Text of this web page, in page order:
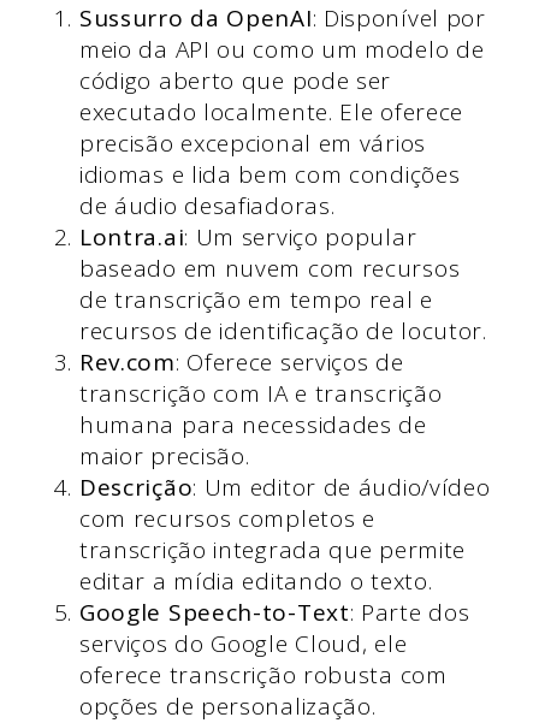
Sussurro da OpenAI: Disponível por
meio da API ou como um modelo de
código aberto que pode ser
executado localmente. Ele oferece
precisão excepcional em vários
idiomas e lida bem com condições
de áudio desafiadoras.
Lontra.ai: Um serviço popular
baseado em nuvem com recursos
de transcrição em tempo real e
recursos de identificação de locutor.
Rev.com: Oferece serviços de
transcrição com IA e transcrição
humana para necessidades de
maior precisão.
Descrição: Um editor de áudio/vídeo
com recursos completos e
transcrição integrada que permite
editar a mídia editando o texto.
Google Speech-to-Text: Parte dos
serviços do Google Cloud, ele
oferece transcrição robusta com
opções de personalização.